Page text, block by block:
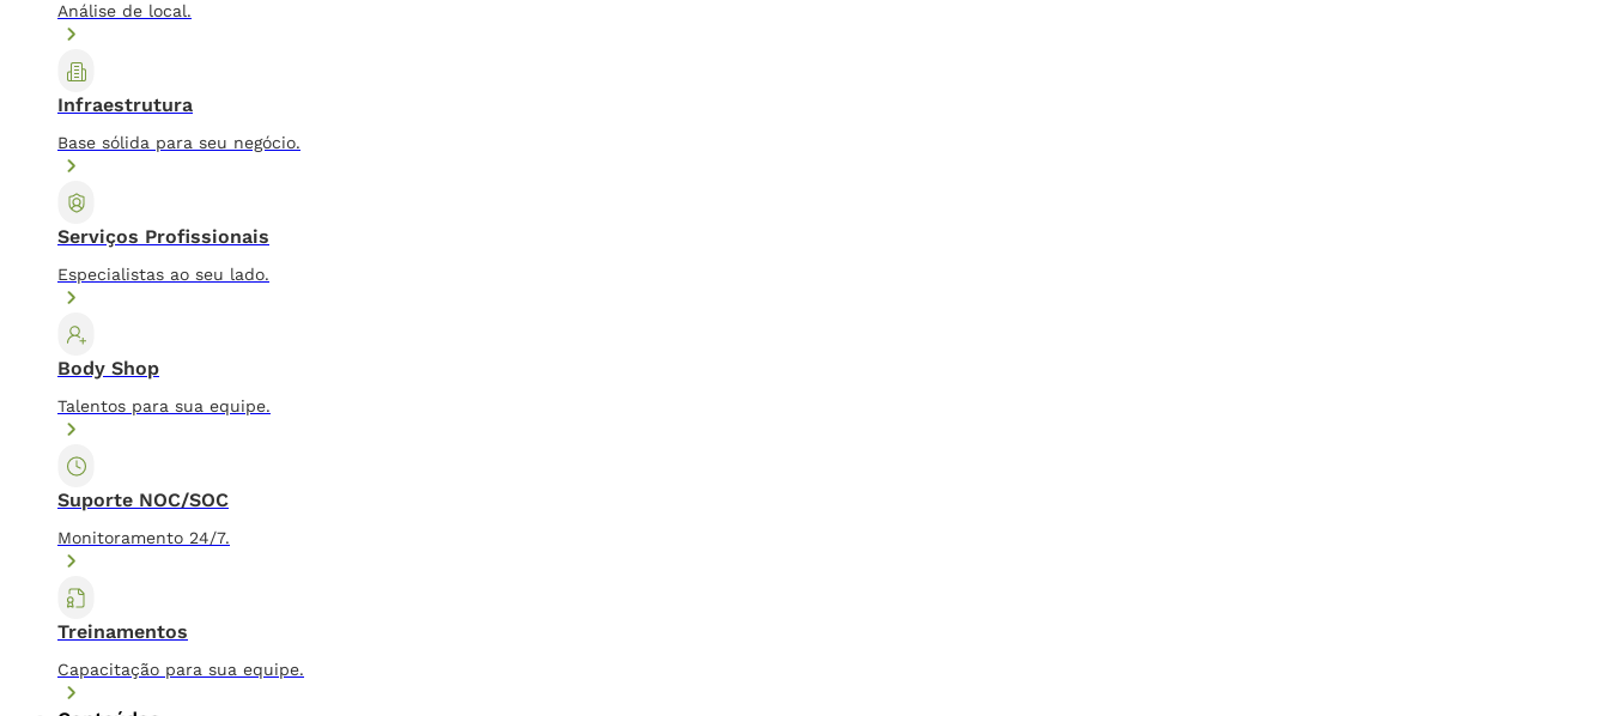
Análise de local.
Infraestrutura
Base sólida para seu negócio.
Serviços Profissionais
Especialistas ao seu lado.
Body Shop
Talentos para sua equipe.
Suporte NOC/SOC
Monitoramento 24/7.
Treinamentos
Capacitação para sua equipe.